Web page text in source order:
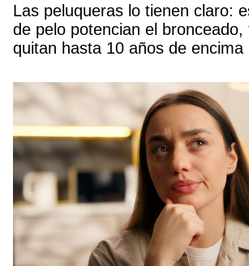
Las peluqueras lo tienen claro:
de pelo potencian el
quitan hasta 10 años de encima